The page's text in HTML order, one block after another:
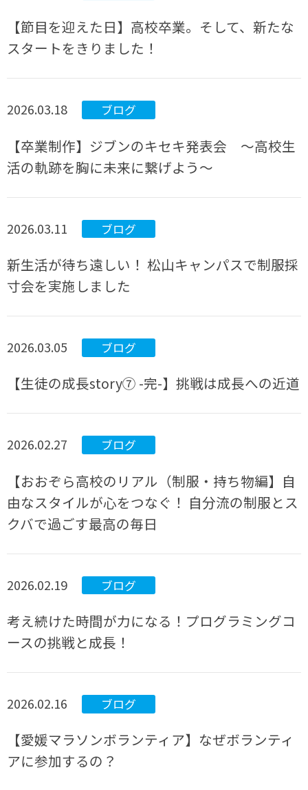
【節目を迎えた日】高校卒業。そして、新たな
スタートをきりました！
2026.03.18 ブログ
【卒業制作】ジブンのキセキ発表会 ～高校生
活の軌跡を胸に未来に繋げよう～
2026.03.11 ブログ
新生活が待ち遠しい！ 松山キャンパスで制服採
寸会を実施しました
2026.03.05 ブログ
【生徒の成長story⑦ -完-】挑戦は成長への近道
2026.02.27 ブログ
【おおぞら高校のリアル（制服・持ち物編】自
由なスタイルが心をつなぐ！ 自分流の制服とス
クバで過ごす最高の毎日
2026.02.19 ブログ
考え続けた時間が力になる！プログラミングコ
ースの挑戦と成長！
2026.02.16 ブログ
【愛媛マラソンボランティア】なぜボランティ
アに参加するの？